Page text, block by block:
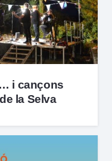
i cançons
la Selva